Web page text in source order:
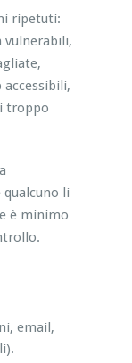
ripetuti:
troppo
li
è minimo
email,